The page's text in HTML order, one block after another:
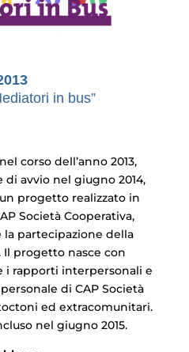
in bus”
corso dell’anno 2013,
di avvio nel giugno 2014,
progetto realizzato in
Società Cooperativa,
la partecipazione della
Il progetto nasce con
i rapporti interpersonali e
di CAP Società
ed extracomunitari.
nel giugno 2015.